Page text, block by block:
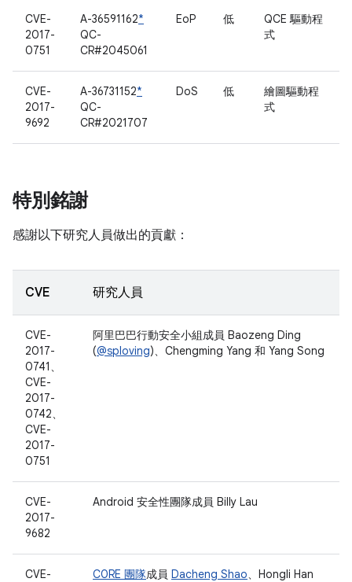
CVE-
2017-
0751
A-36591162*
QC-
CR#2045061
EoP 低
QCE 驅動程
式
CVE-
2017-
9692
A-36731152*
QC-
CR#2021707
DoS 低
繪圖驅動程
式
特別銘謝
感謝以下研究人員做出的貢獻：
CVE 研究人員
CVE-
2017-
0741、
CVE-
2017-
0742、
CVE-
2017-
0751
阿里巴巴行動安全小組成員 Baozeng Ding
(@sploving)、Chengming Yang 和 Yang Song
CVE-
2017-
9682
Android 安全性團隊成員 Billy Lau
CVE-
C0RE 團隊成員 Dacheng Shao、Hongli Han